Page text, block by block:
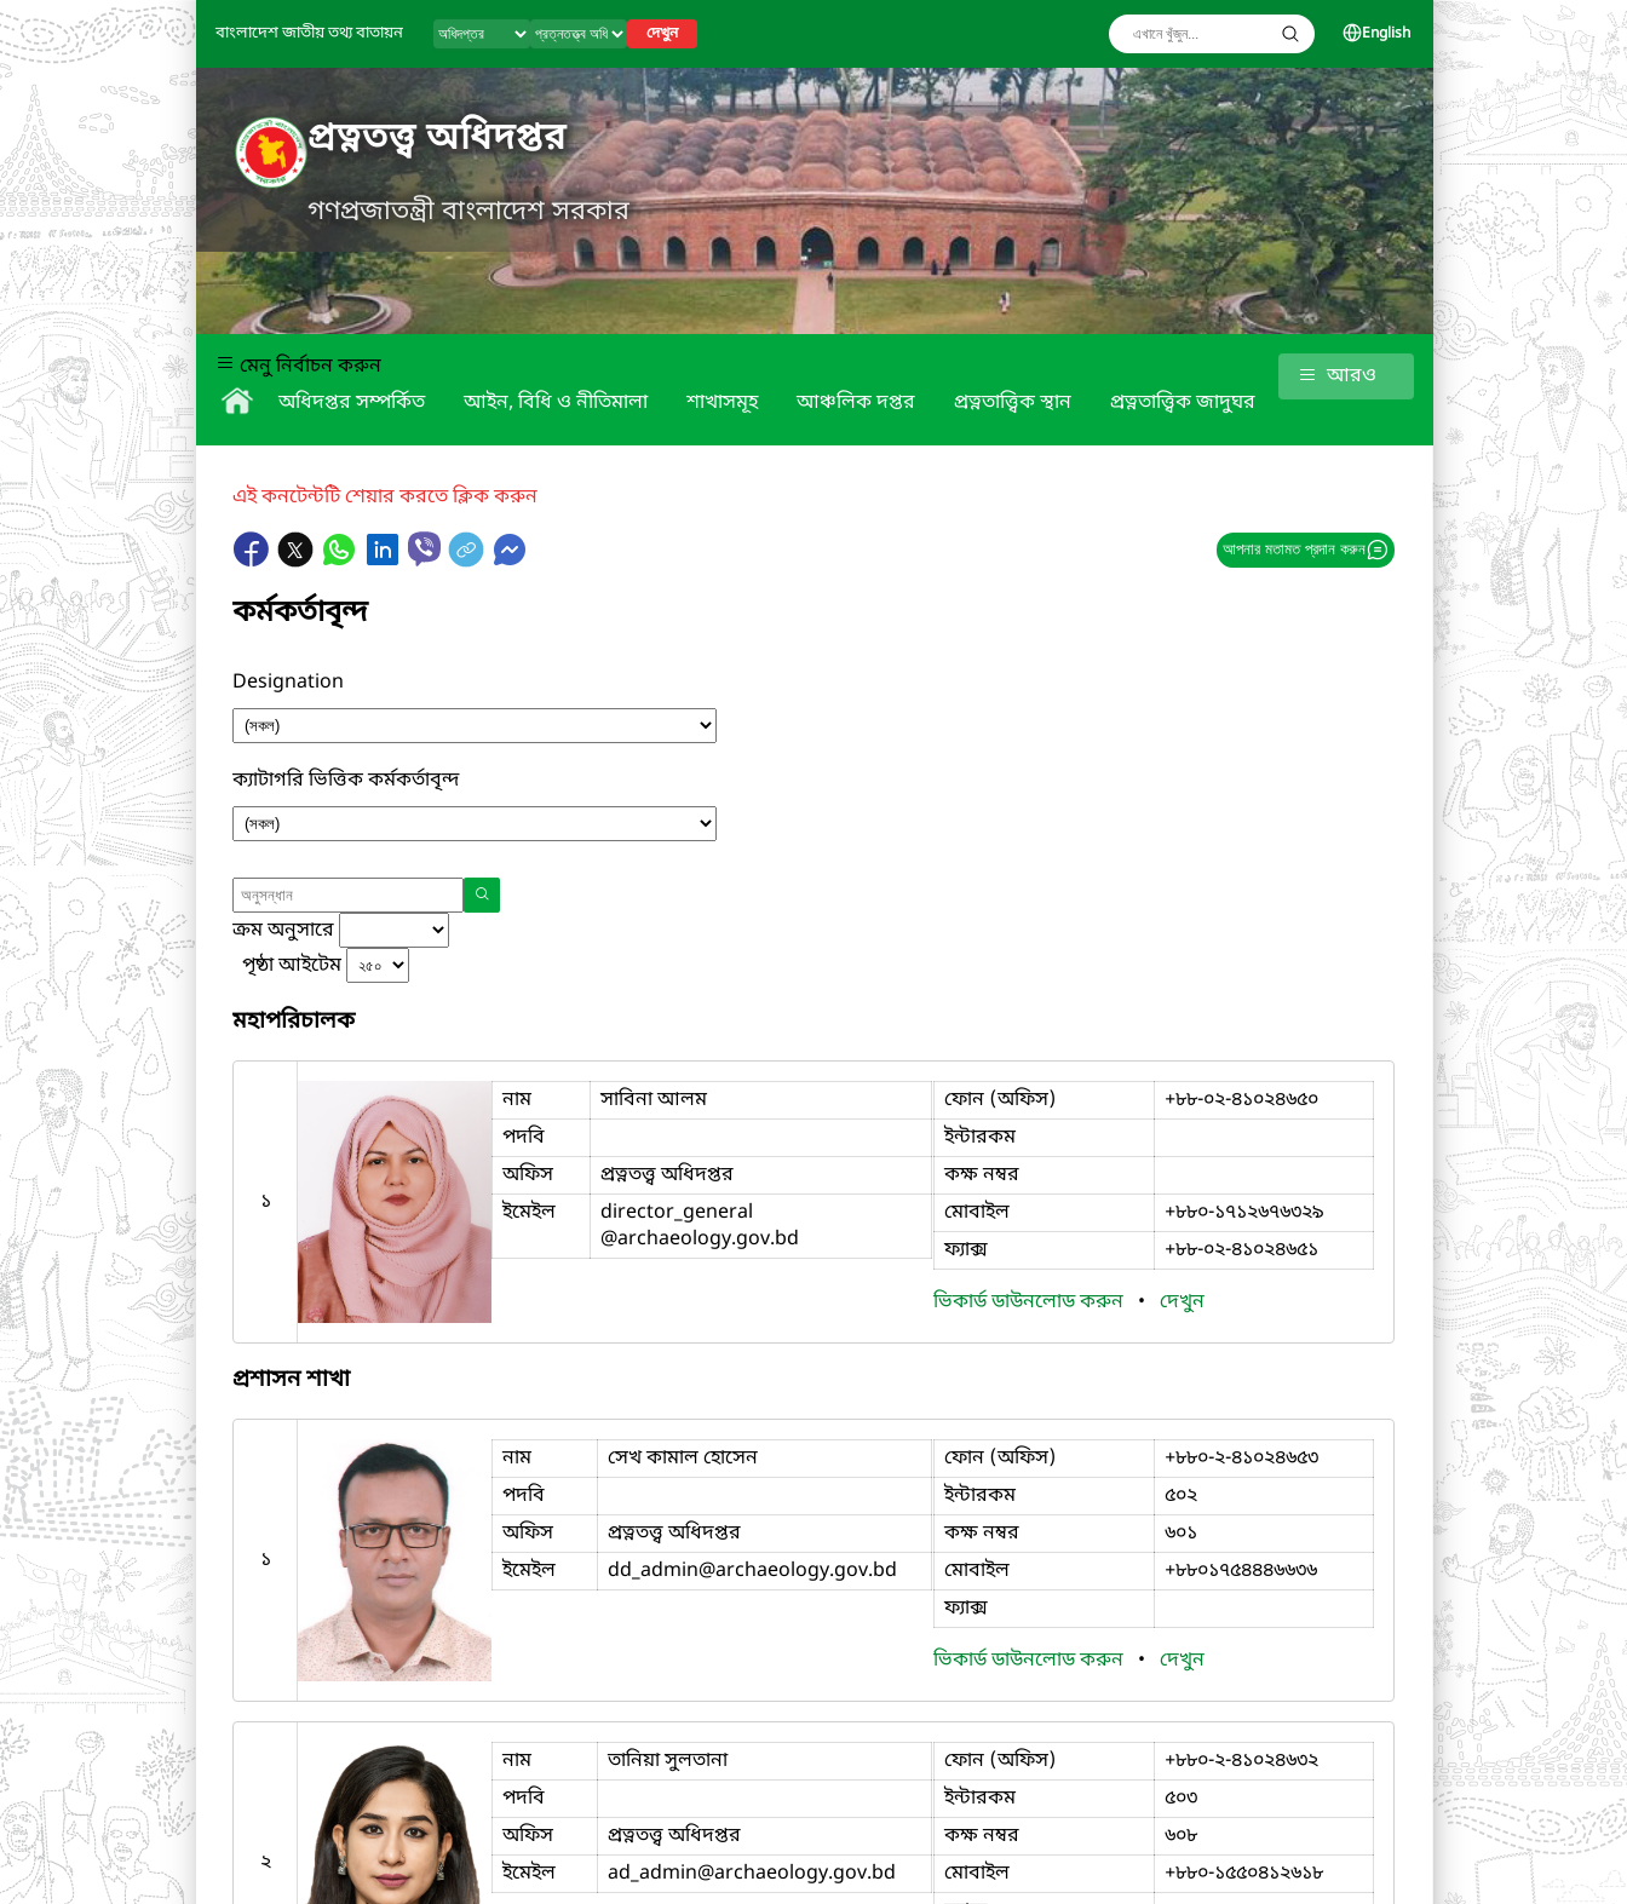
বাংলাদেশ জাতীয় তথ্য বাতায়ন দেখুন English
প্রত্নতত্ত্ব অধিদপ্তর
গণপ্রজাতন্ত্রী বাংলাদেশ সরকার
মেনু নির্বাচন করুন
অধিদপ্তর সম্পর্কিত
আইন, বিধি ও নীতিমালা শাখাসমূহ আঞ্চলিক দপ্তর প্রত্নতাত্ত্বিক স্থান প্রত্নতাত্ত্বিক জাদুঘর
আরও
এই কনটেন্টটি শেয়ার করতে ক্লিক করুন
আপনার মতামত প্রদান করুন
কর্মকর্তাবৃন্দ
Designation
ক্যাটাগরি ভিত্তিক কর্মকর্তাবৃন্দ
ক্রম অনুসারে
পৃষ্ঠা আইটেম
মহাপরিচালক
১
নাম
সাবিনা আলম
পদবি
অফিস
প্রত্নতত্ত্ব অধিদপ্তর
ইমেইল
director_general
@archaeology.gov.bd
ফোন (অফিস)
+৮৮-০২-৪১০২৪৬৫০
ইন্টারকম
কক্ষ নম্বর
মোবাইল
+৮৮০-১৭১২৬৭৬৩২৯
ফ্যাক্স
+৮৮-০২-৪১০২৪৬৫১
ভিকার্ড ডাউনলোড করুন • দেখুন
প্রশাসন শাখা
১
নাম
সেখ কামাল হোসেন
পদবি
অফিস
প্রত্নতত্ত্ব অধিদপ্তর
ইমেইল
dd_admin@archaeology.gov.bd
ফোন (অফিস)
+৮৮০-২-৪১০২৪৬৫৩
ইন্টারকম
৫০২
কক্ষ নম্বর
৬০১
মোবাইল
+৮৮০১৭৫৪৪৪৬৬৩৬
ফ্যাক্স
ভিকার্ড ডাউনলোড করুন • দেখুন
২
নাম
তানিয়া সুলতানা
পদবি
অফিস
প্রত্নতত্ত্ব অধিদপ্তর
ইমেইল
ad_admin@archaeology.gov.bd
ফোন (অফিস)
+৮৮০-২-৪১০২৪৬৩২
ইন্টারকম
৫০৩
কক্ষ নম্বর
৬০৮
মোবাইল
+৮৮০-১৫৫০৪১২৬১৮